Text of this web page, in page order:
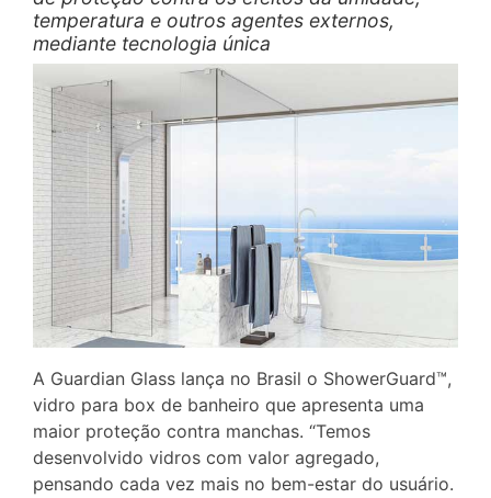
temperatura e outros agentes externos,
mediante tecnologia única
A Guardian Glass lança no Brasil o ShowerGuard™,
vidro para box de banheiro que apresenta uma
maior proteção contra manchas. “Temos
desenvolvido vidros com valor agregado,
pensando cada vez mais no bem-estar do usuário.